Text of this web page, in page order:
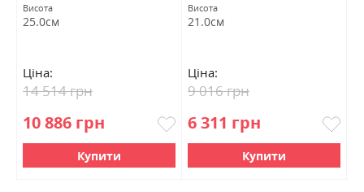
Висота
25.0см
Ціна:
10 886 грн
14 514 грн
Купити
Висота
21.0см
Ціна:
6 311 грн
9 016 грн
Купити